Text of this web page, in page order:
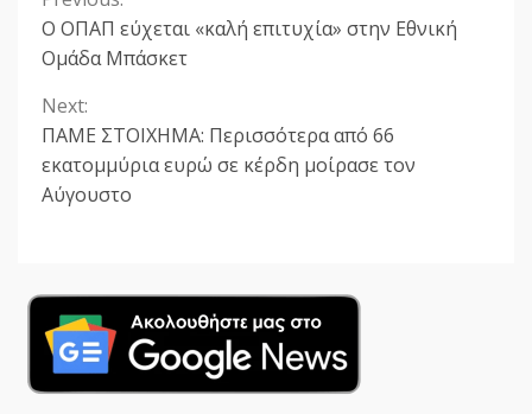
Continue
Reading
Ο ΟΠΑΠ εύχεται «καλή επιτυχία» στην Εθνική
Ομάδα Μπάσκετ
Next:
ΠΑΜΕ ΣΤΟΙΧΗΜΑ: Περισσότερα από 66
εκατομμύρια ευρώ σε κέρδη μοίρασε τον
Αύγουστο